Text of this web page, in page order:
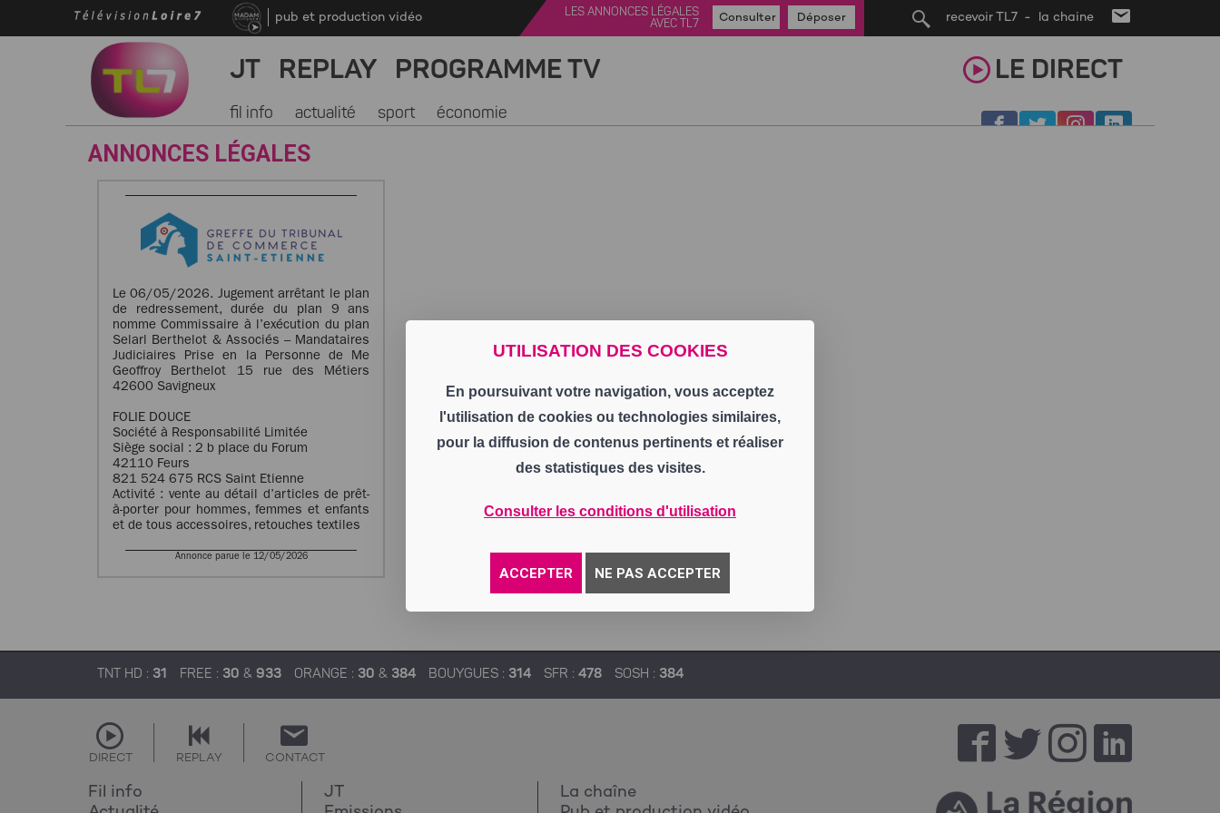
UTILISATION DES COOKIES
En poursuivant votre navigation, vous acceptez
l'utilisation de cookies ou technologies similaires,
pour la diffusion de contenus pertinents et réaliser
des statistiques des visites.
Consulter les conditions d'utilisation
ACCEPTER NE PAS ACCEPTER
recevoir TL7 - la chaine
pub et production vidéo
LES ANNONCES LÉGALES
AVEC TL7
Consulter Déposer
JT REPLAY PROGRAMME TV LE DIRECT
fil info actualité sport économie
ANNONCES LÉGALES
Le 06/05/2026. Jugement arrêtant le plan
de redressement, durée du plan 9 ans
nomme Commissaire à l’exécution du plan
Selarl Berthelot & Associés – Mandataires
Judiciaires Prise en la Personne de Me
Geoffroy Berthelot 15 rue des Métiers
42600 Savigneux
FOLIE DOUCE
Société à Responsabilité Limitée
Siège social : 2 b place du Forum
42110 Feurs
821 524 675 RCS Saint Etienne
Activité : vente au détail d’articles de prêt-
à-porter pour hommes, femmes et enfants
et de tous accessoires, retouches textiles
Annonce parue le 12/05/2026
TNT HD : 31 FREE : 30 & 933 ORANGE : 30 & 384 BOUYGUES : 314 SFR : 478 SOSH : 384
DIRECT REPLAY CONTACT
Fil info
JT
La chaîne